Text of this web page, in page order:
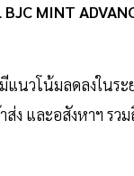
BJC MINT
แนวโน้มลดลงในระ
ง และอสังหาฯ รวม